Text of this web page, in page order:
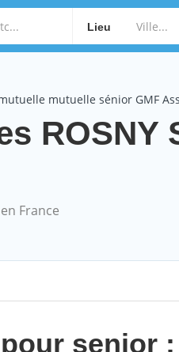
Lieu
mutuelle sénior GMF
ROSNY
France
senior